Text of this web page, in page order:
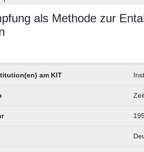
als Methode zur
am KIT